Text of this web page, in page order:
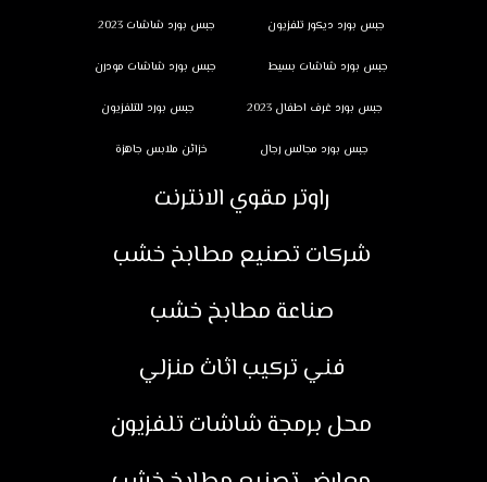
جبس بورد ديكور تلفزيون جبس بورد شاشات 2023
جبس بورد شاشات بسيط جبس بورد شاشات مودرن
جبس بورد غرف اطفال 2023 جبس بورد للتلفزيون
جبس بورد مجالس رجال خزائن ملابس جاهزة
راوتر مقوي الانترنت
شركات تصنيع مطابخ خشب
صناعة مطابخ خشب
فني تركيب اثاث منزلي
محل برمجة شاشات تلفزيون